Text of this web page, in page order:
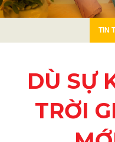
TIN
DÙ SỰ
TRỜI